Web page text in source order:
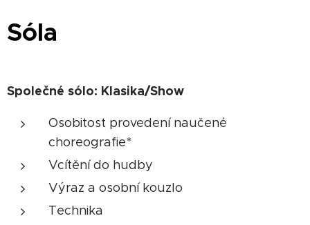
Sóla
Společné sólo: Klasika/Show
Osobitost provedení naučené
choreografie*
Vcítění do hudby
Výraz a osobní kouzlo
Technika